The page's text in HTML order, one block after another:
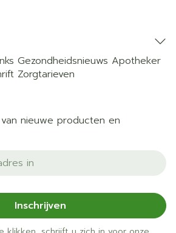
Gezondheidsnieuws Apotheker
Zorgtarieven
nieuwe producten en
Inschrijven